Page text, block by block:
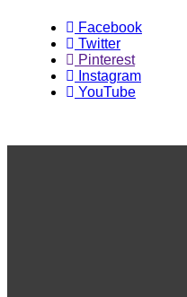
Facebook
Twitter
Pinterest
Instagram
YouTube